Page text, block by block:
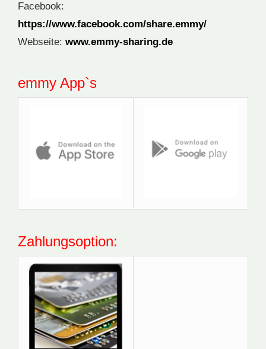
Facebook:
https://www.facebook.com/share.emmy/
Webseite: www.emmy-sharing.de
emmy App`s
Zahlungsoption: